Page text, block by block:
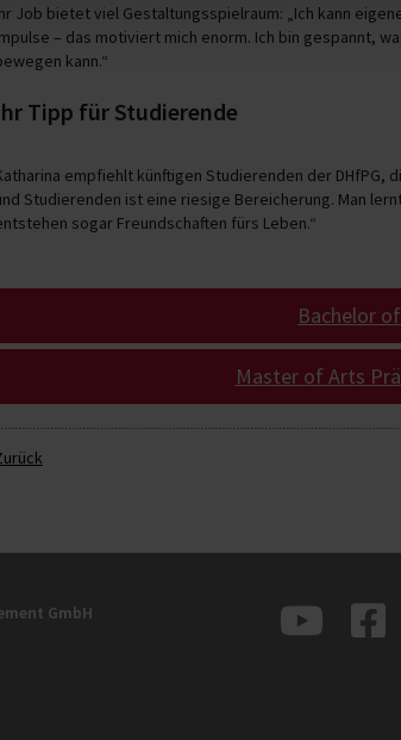
Job bietet viel Gestaltungsspielraum: „Ich kann
– das motiviert mich enorm. Ich bin gespannt,
kann.“
Tipp für Studierende
empfiehlt künftigen Studierenden der DHfPG,
Studierenden ist eine riesige Bereicherung. Man
sogar Freundschaften fürs Leben.“
Bachelor
Master of Arts
GmbH